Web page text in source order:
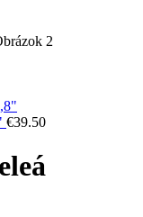
€39.50